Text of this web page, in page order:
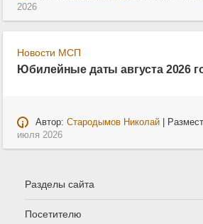
2026
Новости МСП
Юбилейные даты августа 2026
Автор: Стародымов Николай|
июля 2026
Разделы сайта
Посетителю